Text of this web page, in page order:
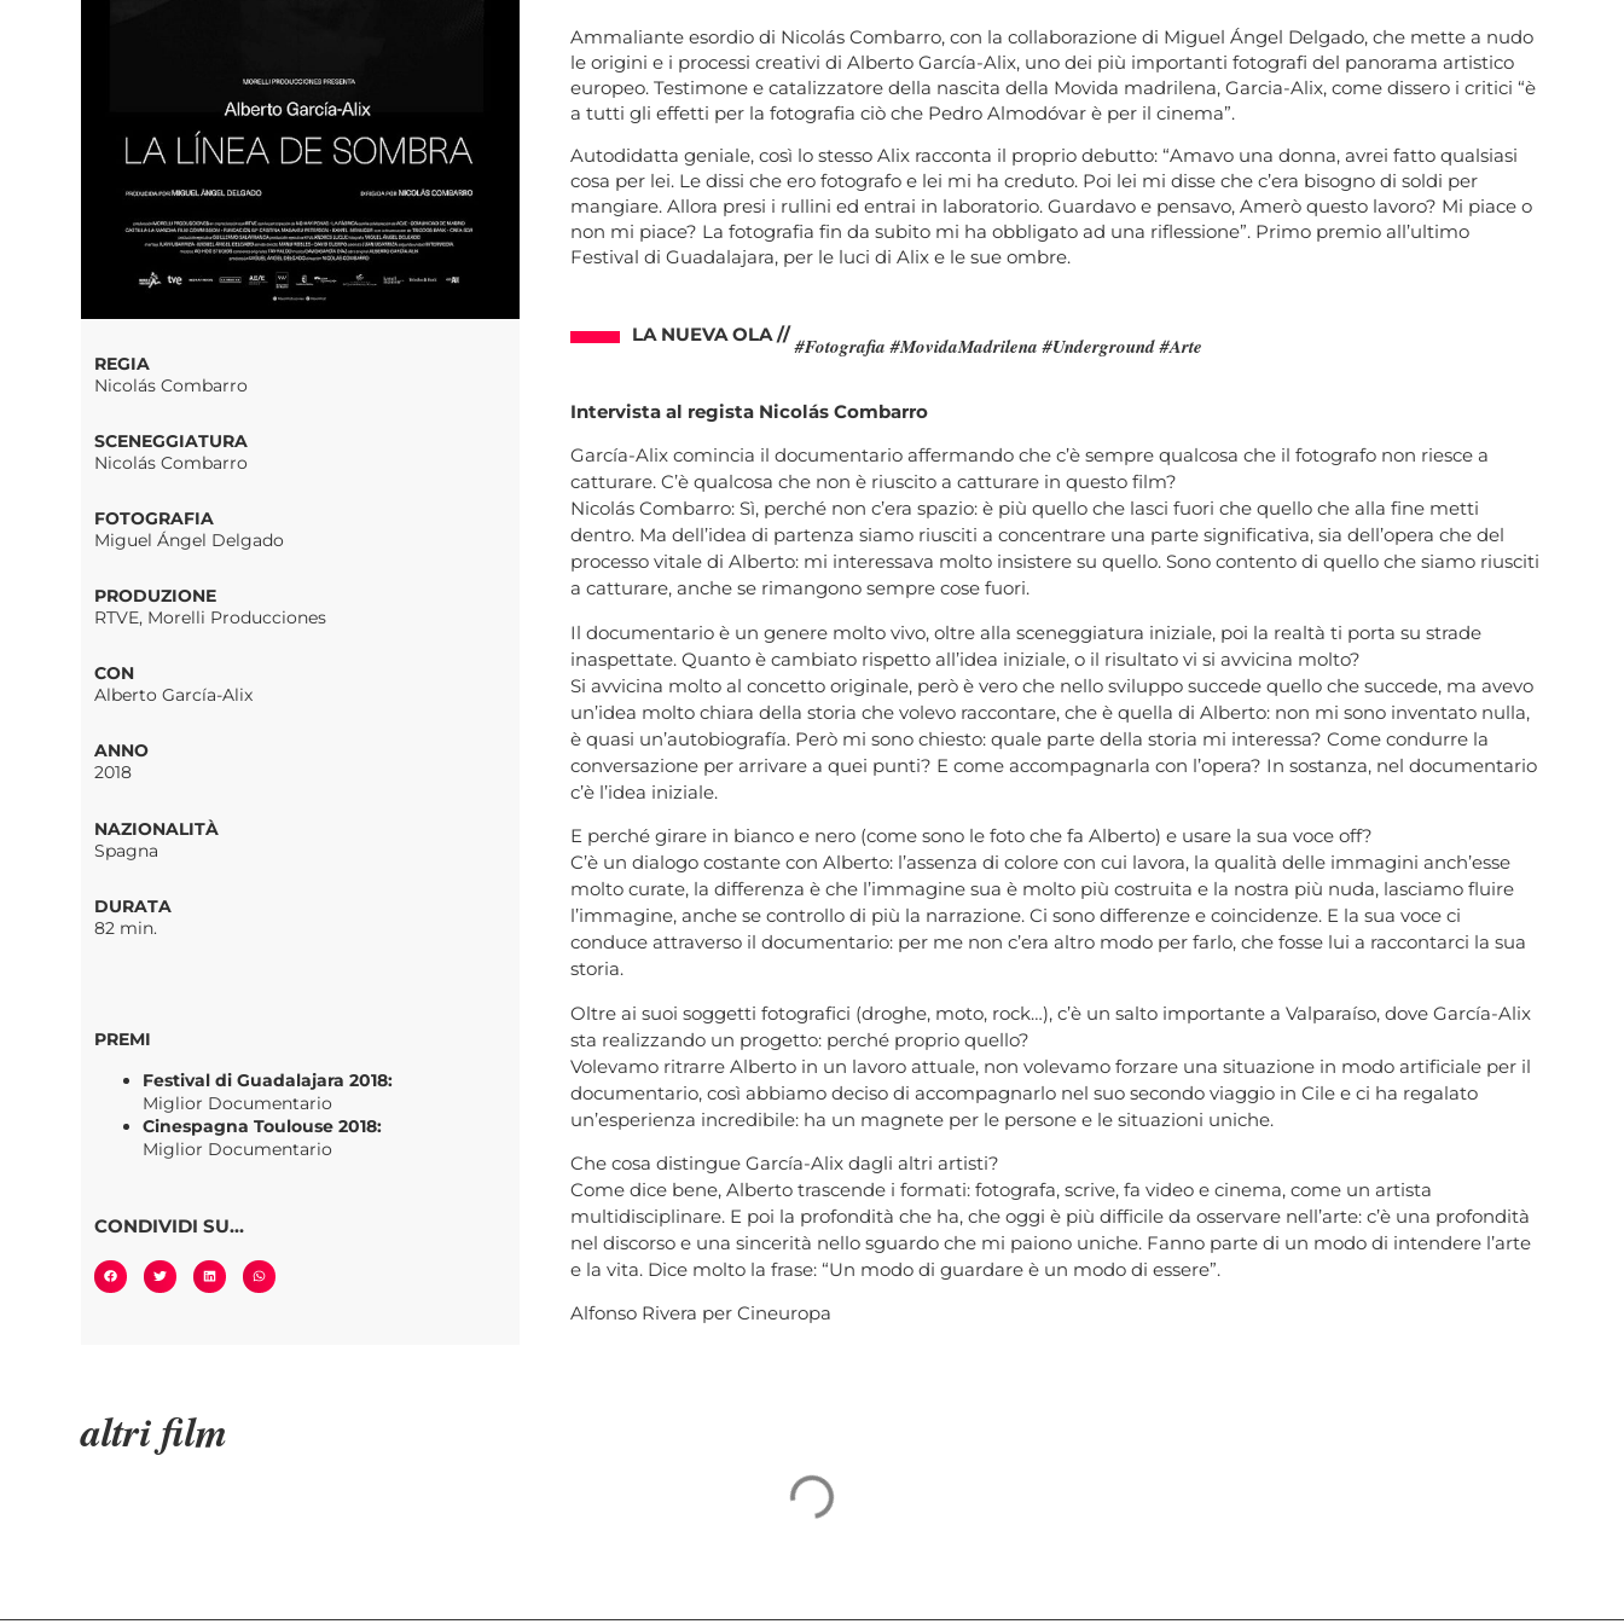
REGIA
Nicolás Combarro
SCENEGGIATURA
Nicolás Combarro
FOTOGRAFIA
Miguel Ángel Delgado
PRODUZIONE
RTVE, Morelli Producciones
CON
Alberto García-Alix
ANNO
2018
NAZIONALITÀ
Spagna
DURATA
82 min.
PREMI
Festival di Guadalajara 2018:
Miglior Documentario
Cinespagna Toulouse 2018:
Miglior Documentario
CONDIVIDI SU...
Ammaliante esordio di Nicolás Combarro, con la collaborazione di Miguel Ángel Delgado, che mette a nudo
le origini e i processi creativi di Alberto García-Alix, uno dei più importanti fotografi del panorama artistico
europeo. Testimone e catalizzatore della nascita della Movida madrilena, Garcia-Alix, come dissero i critici “è
a tutti gli effetti per la fotografia ciò che Pedro Almodóvar è per il cinema”.
Autodidatta geniale, così lo stesso Alix racconta il proprio debutto: “Amavo una donna, avrei fatto qualsiasi
cosa per lei. Le dissi che ero fotografo e lei mi ha creduto. Poi lei mi disse che c’era bisogno di soldi per
mangiare. Allora presi i rullini ed entrai in laboratorio. Guardavo e pensavo, Amerò questo lavoro? Mi piace o
non mi piace? La fotografia fin da subito mi ha obbligato ad una riflessione”. Primo premio all’ultimo
Festival di Guadalajara, per le luci di Alix e le sue ombre.
LA NUEVA OLA // #Fotografia #MovidaMadrilena #Underground #Arte
Intervista al regista Nicolás Combarro
García-Alix comincia il documentario affermando che c’è sempre qualcosa che il fotografo non riesce a
catturare. C’è qualcosa che non è riuscito a catturare in questo film?
Nicolás Combarro: Sì, perché non c’era spazio: è più quello che lasci fuori che quello che alla fine metti
dentro. Ma dell’idea di partenza siamo riusciti a concentrare una parte significativa, sia dell’opera che del
processo vitale di Alberto: mi interessava molto insistere su quello. Sono contento di quello che siamo riusciti
a catturare, anche se rimangono sempre cose fuori.
Il documentario è un genere molto vivo, oltre alla sceneggiatura iniziale, poi la realtà ti porta su strade
inaspettate. Quanto è cambiato rispetto all’idea iniziale, o il risultato vi si avvicina molto?
Si avvicina molto al concetto originale, però è vero che nello sviluppo succede quello che succede, ma avevo
un’idea molto chiara della storia che volevo raccontare, che è quella di Alberto: non mi sono inventato nulla,
è quasi un’autobiografía. Però mi sono chiesto: quale parte della storia mi interessa? Come condurre la
conversazione per arrivare a quei punti? E come accompagnarla con l’opera? In sostanza, nel documentario
c’è l’idea iniziale.
E perché girare in bianco e nero (come sono le foto che fa Alberto) e usare la sua voce off?
C’è un dialogo costante con Alberto: l’assenza di colore con cui lavora, la qualità delle immagini anch’esse
molto curate, la differenza è che l’immagine sua è molto più costruita e la nostra più nuda, lasciamo fluire
l’immagine, anche se controllo di più la narrazione. Ci sono differenze e coincidenze. E la sua voce ci
conduce attraverso il documentario: per me non c’era altro modo per farlo, che fosse lui a raccontarci la sua
storia.
Oltre ai suoi soggetti fotografici (droghe, moto, rock…), c’è un salto importante a Valparaíso, dove García-Alix
sta realizzando un progetto: perché proprio quello?
Volevamo ritrarre Alberto in un lavoro attuale, non volevamo forzare una situazione in modo artificiale per il
documentario, così abbiamo deciso di accompagnarlo nel suo secondo viaggio in Cile e ci ha regalato
un’esperienza incredibile: ha un magnete per le persone e le situazioni uniche.
Che cosa distingue García-Alix dagli altri artisti?
Come dice bene, Alberto trascende i formati: fotografa, scrive, fa video e cinema, come un artista
multidisciplinare. E poi la profondità che ha, che oggi è più difficile da osservare nell’arte: c’è una profondità
nel discorso e una sincerità nello sguardo che mi paiono uniche. Fanno parte di un modo di intendere l’arte
e la vita. Dice molto la frase: “Un modo di guardare è un modo di essere”.
Alfonso Rivera per Cineuropa
altri film